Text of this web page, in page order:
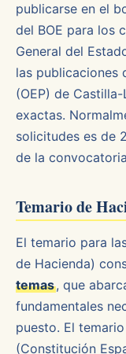
publicarse en el
del BOE para los
General del
las publicaciones
(OEP) de
exactas.
solicitudes es de
de la
Temario de
El temario para
de Hacienda)
temas, que
fundamentales
puesto. El
(Constitución